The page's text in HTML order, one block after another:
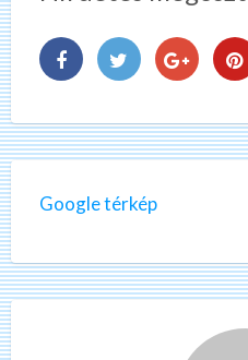
Google térkép